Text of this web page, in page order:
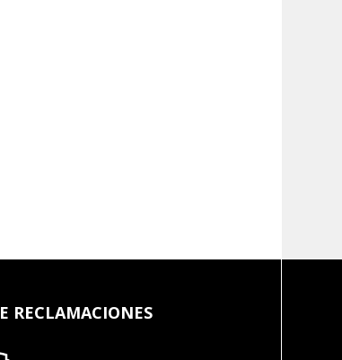
RECLAMACIONES